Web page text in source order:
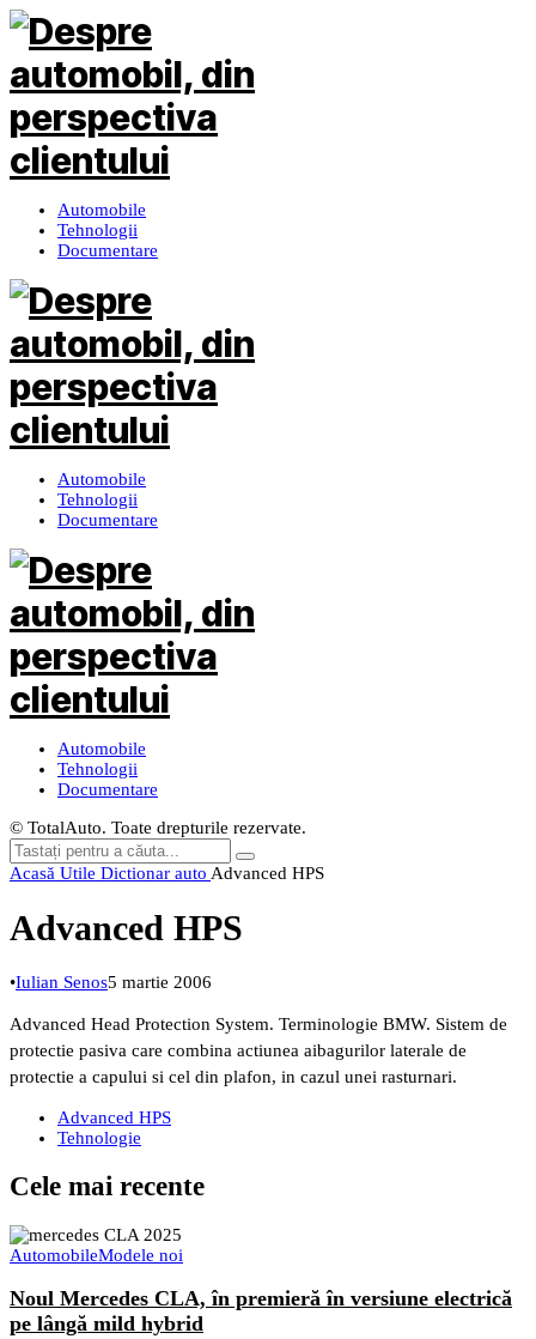
Automobile
Tehnologii
Documentare
Automobile
Tehnologii
Documentare
Automobile
Tehnologii
Documentare
© TotalAuto. Toate drepturile rezervate.
Acasă Utile Dictionar auto Advanced HPS
Advanced HPS
•Iulian Senos5 martie 2006
Advanced Head Protection System. Terminologie BMW. Sistem de
protectie pasiva care combina actiunea aibagurilor laterale de
protectie a capului si cel din plafon, in cazul unei rasturnari.
Advanced HPS
Tehnologie
Cele mai recente
AutomobileModele noi
Noul Mercedes CLA, în premieră în versiune electrică
pe lângă mild hybrid